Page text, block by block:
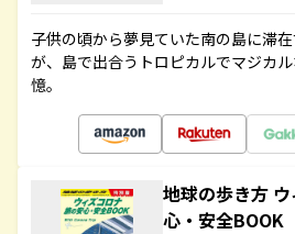
子供の頃から夢見ていた南の島に滞
が、島で出合うトロピカルでマジカ
憶。
地球の歩き方
心・安全BOOK